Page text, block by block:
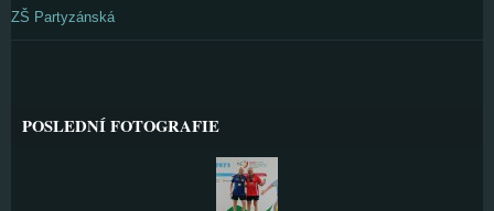
ZŠ Partyzánská
POSLEDNÍ FOTOGRAFIE